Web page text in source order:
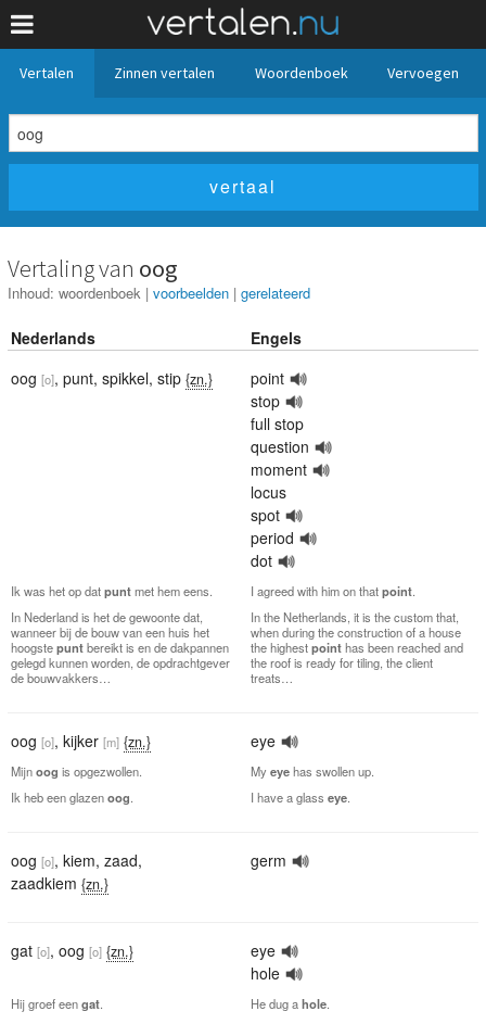
Vertalen Zinnen vertalen Woordenboek Vervoegen
Vertaling van oog
Inhoud: woordenboek | voorbeelden | gerelateerd
Nederlands
Engels
oog [o], punt, spikkel, stip {zn.}
point
stop
full stop
question
moment
locus
spot
period
dot
Ik was het op datpuntmet hem eens. I agreed with him on thatpoint
In Nederland is het de gewoonte dat,
wanneer bij de bouw van een huis het
hoogstepuntbereikt is en de dakpannen
gelegd kunnen worden, de opdrachtgever
de bouwvakkers…
In the Netherlands, it is the custom that,
when during the construction of a house
the highestpointhas been reached and
the roof is ready for tiling, the client
treats…
oog [o], kijker [m] {zn.} eye
Mijnoog is opgezwollen. My eyehas swollen up.
Ik heb een glazenoog I have a glass eye
oog [o], kiem, zaad,
zaadkiem {zn.}
germ
gat [o], oog [o] {zn.}
eye
hole
Hij groef eengat He dug ahole